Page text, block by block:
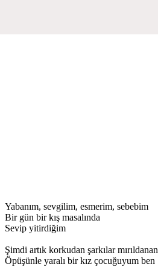
Yabanım, sevgilim, esmerim, sebebim
Bir gün bir kış masalında
Sevip yitirdiğim
Şimdi artık korkudan şarkılar mırıldanan
Öpüşünle yaralı bir kız çocuğuyum ben